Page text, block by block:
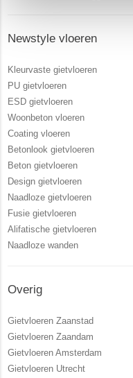
Newstyle vloeren
Kleurvaste gietvloeren
PU gietvloeren
ESD gietvloeren
Woonbeton vloeren
Coating vloeren
Betonlook gietvloeren
Beton gietvloeren
Design gietvloeren
Naadloze gietvloeren
Fusie gietvloeren
Alifatische gietvloeren
Naadloze wanden
Overig
Gietvloeren Zaanstad
Gietvloeren Zaandam
Gietvloeren Amsterdam
Gietvloeren Utrecht